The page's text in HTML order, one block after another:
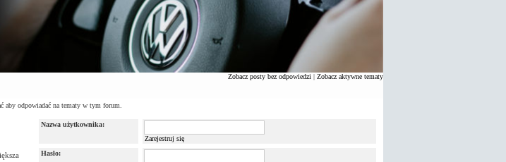
Zobacz posty bez odpowiedzi | Zobacz aktywne tematy
aby odpowiadać na tematy w tym forum.
Nazwa użytkownika:
Zarejestruj się
Hasło: